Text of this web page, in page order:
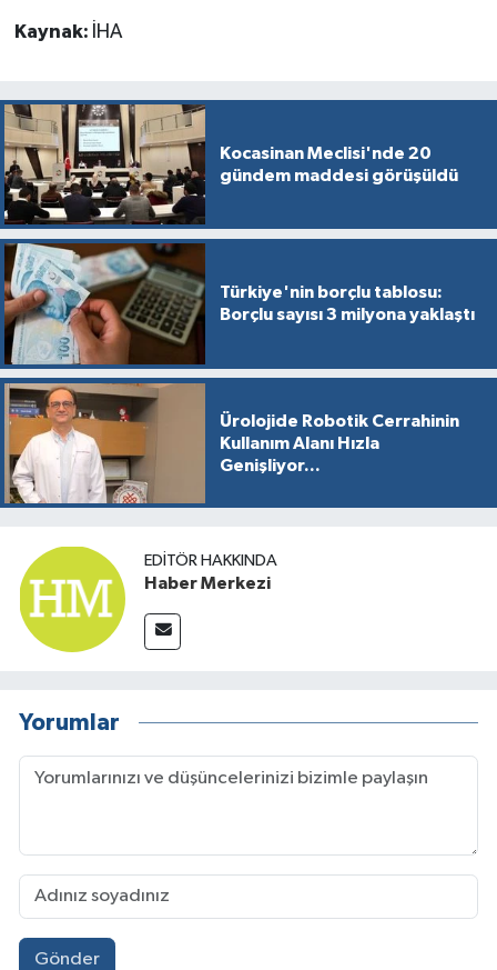
Kaynak: İHA
Kocasinan Meclisi'nde 20
gündem maddesi görüşüldü
Türkiye'nin borçlu tablosu:
Borçlu sayısı 3 milyona yaklaştı
Ürolojide Robotik Cerrahinin
Kullanım Alanı Hızla
Genişliyor...
EDITÖR HAKKINDA
Haber Merkezi
Yorumlar
Gönder